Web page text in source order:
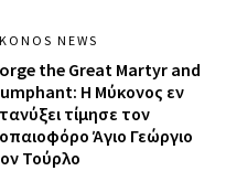
NEWS
the Great Martyr and
Η Μύκονος εν
τίμησε τον
Άγιο Γεώργιο
Τούρλο